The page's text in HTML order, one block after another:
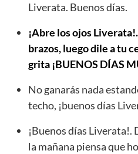
Liverata. Buenos días.
¡Abre los ojos
brazos, luego dile a tu
grita ¡BUENOS DÍAS
No ganarás nada
techo, ¡buenos días
¡Buenos días
la mañana piensa que